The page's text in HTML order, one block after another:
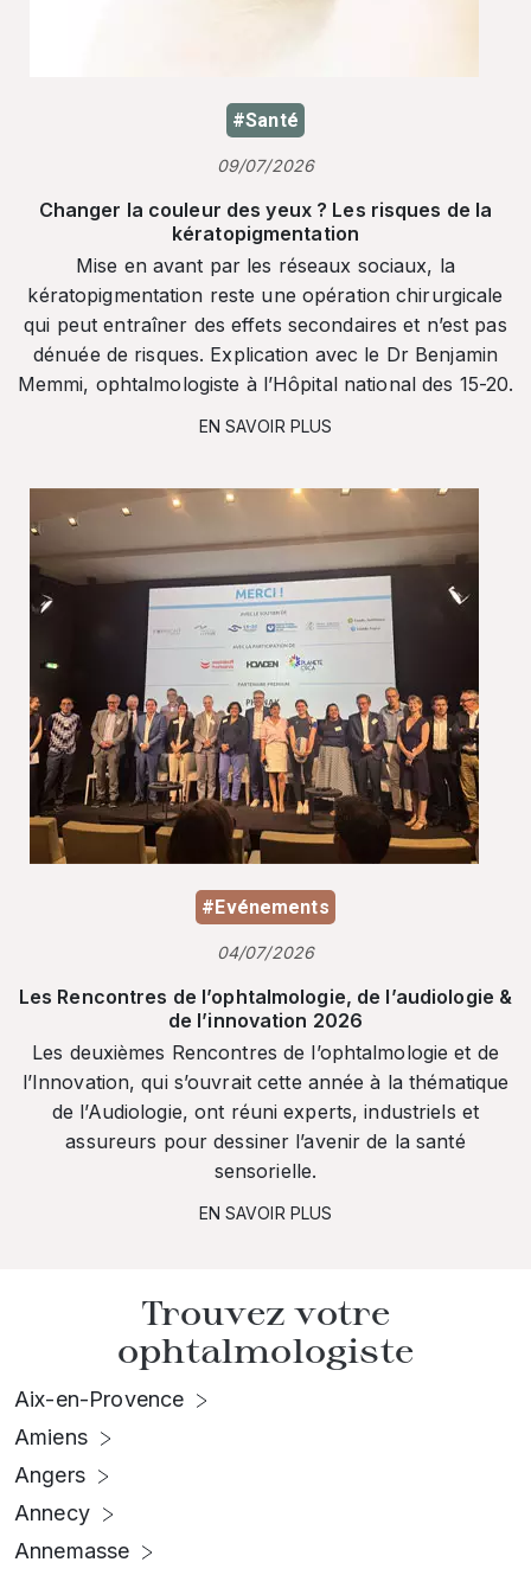
#Santé
09/07/2026
Changer la couleur des yeux ? Les risques de la
kératopigmentation
Mise en avant par les réseaux sociaux, la
kératopigmentation reste une opération chirurgicale
qui peut entraîner des effets secondaires et n’est pas
dénuée de risques. Explication avec le Dr Benjamin
Memmi, ophtalmologiste à l’Hôpital national des 15-20.
EN SAVOIR PLUS
#Evénements
04/07/2026
Les Rencontres de l’ophtalmologie, de l’audiologie &
de l’innovation 2026
Les deuxièmes Rencontres de l’ophtalmologie et de
l’Innovation, qui s’ouvrait cette année à la thématique
de l’Audiologie, ont réuni experts, industriels et
assureurs pour dessiner l’avenir de la santé
sensorielle.
EN SAVOIR PLUS
Trouvez votre
ophtalmologiste
Aix-en-Provence
Amiens
Angers
Annecy
Annemasse